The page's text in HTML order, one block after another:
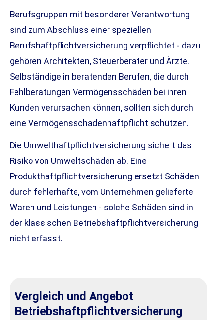
Berufsgruppen mit besonderer Verantwortung
sind zum Abschluss einer speziellen
Berufshaftpflichtversicherung verpflichtet - dazu
gehören Architekten, Steuerberater und Ärzte.
Selbständige in beratenden Berufen, die durch
Fehlberatungen Vermögensschäden bei ihren
Kunden verursachen können, sollten sich durch
eine Vermögensschadenhaftpflicht schützen.
Die Umwelthaftpflichtversicherung sichert das
Risiko von Umweltschäden ab. Eine
Produkthaftpflichtversicherung ersetzt Schäden
durch fehlerhafte, vom Unternehmen gelieferte
Waren und Leistungen - solche Schäden sind in
der klassischen Betriebshaftpflichtversicherung
nicht erfasst.
Vergleich und Angebot
Betriebshaftpflichtversicherung